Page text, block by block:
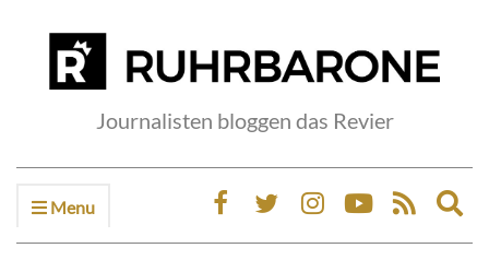
Journalisten bloggen das Revier
Menu